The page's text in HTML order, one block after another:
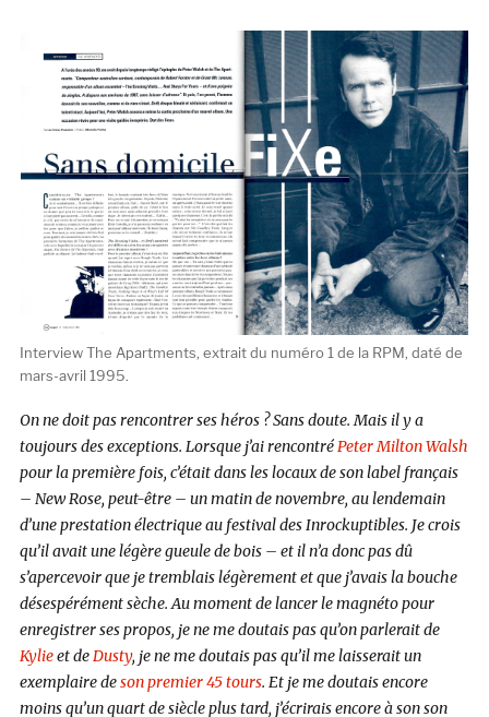
Interview The Apartments, extrait du numéro 1 de la RPM, daté de
mars-avril 1995.
On ne doit pas rencontrer ses héros ? Sans doute. Mais il y a
toujours des exceptions. Lorsque j’ai rencontré Peter Milton Walsh
pour la première fois, c’était dans les locaux de son label français
– New Rose, peut-être – un matin de novembre, au lendemain
d’une prestation électrique au festival des Inrockuptibles. Je crois
qu’il avait une légère gueule de bois – et il n’a donc pas dû
s’apercevoir que je tremblais légèrement et que j’avais la bouche
désespérément sèche. Au moment de lancer le magnéto pour
enregistrer ses propos, je ne me doutais pas qu’on parlerait de
Kylieet de Dusty, je ne me doutais pas qu’il me laisserait un
exemplaire deson premier 45 tours. Et je me doutais encore
moins qu’un quart de siècle plus tard, j’écrirais encore à son son